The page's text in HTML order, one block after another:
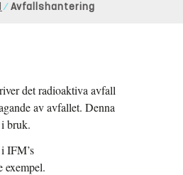
Avfallshantering
det radioaktiva avfall
av avfallet. Denna
bruk.
IFM’s
exempel.